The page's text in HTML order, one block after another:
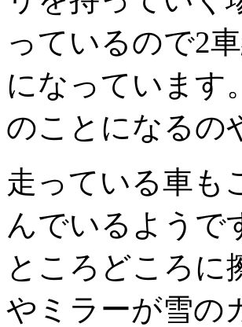
っているので2
になっています
のことになるの
走っている車も
んでいるようで
ところどころに
やミラーが雪の